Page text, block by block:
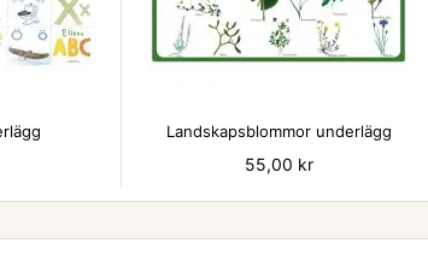
Landskapsblommor underlägg
Pris
55,00 kr